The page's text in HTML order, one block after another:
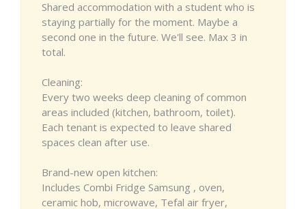
Shared accommodation with a student who is
staying partially for the moment. Maybe a
second one in the future. We'll see. Max 3 in
total.
Cleaning:
Every two weeks deep cleaning of common
areas included (kitchen, bathroom, toilet).
Each tenant is expected to leave shared
spaces clean after use.
Brand-new open kitchen:
Includes Combi Fridge Samsung , oven,
ceramic hob, microwave, Tefal air fryer,